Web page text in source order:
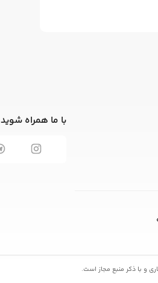
با ما همراه شوید
و با ذکر منبع مجاز است.